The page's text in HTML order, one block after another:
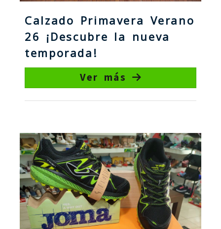
Calzado Primavera Verano
26 ¡Descubre la nueva
temporada!
Ver más